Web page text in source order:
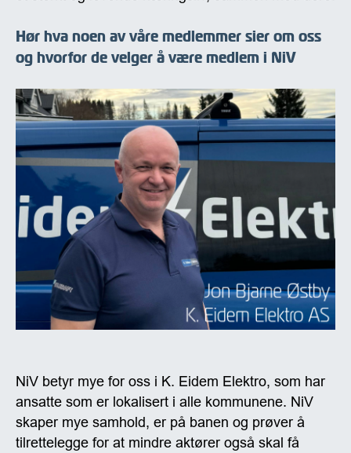
Hør hva noen av våre medlemmer sier om oss
og hvorfor de velger å være medlem i NiV
NiV betyr mye for oss i K. Eidem Elektro, som har
ansatte som er lokalisert i alle kommunene. NiV
skaper mye samhold, er på banen og prøver å
tilrettelegge for at mindre aktører også skal få